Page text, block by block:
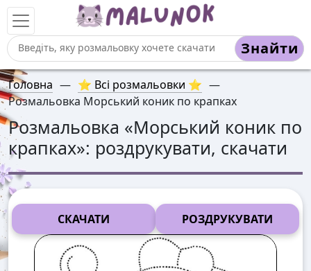
Знайти
Головна — ⭐ Всі розмальовки ⭐ —
Розмальовка Морський коник по крапках
Розмальовка «Морський коник по
крапках»: роздрукувати, скачати
СКАЧАТИ РОЗДРУКУВАТИ